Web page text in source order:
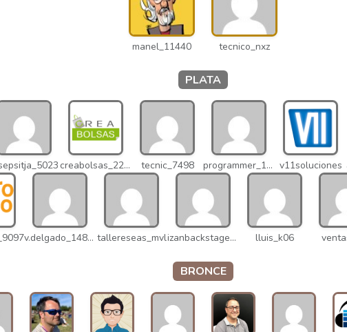
manel_11440 tecnico_nxz
PLATA
creabolsas_22110 tecnic_7498 programmer_12837 v11soluciones
v.delgado_14821 tallereseas_mvl izanbackstage_14556 lluis_k06
BRONCE